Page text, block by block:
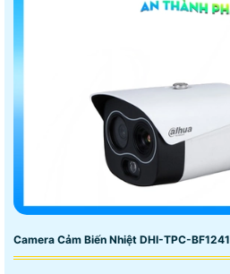
Camera Cảm Biến Nhiệt DHI-TPC-BF1241